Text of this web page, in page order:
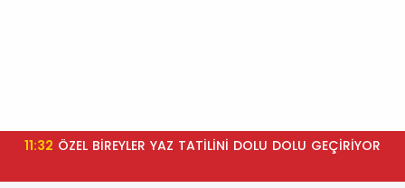
11:32 ÖZEL BİREYLER YAZ TATİLİNİ DOLU DOLU GEÇİRİYOR